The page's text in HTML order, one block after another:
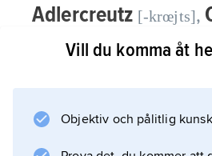
Adlercreutz [-krœjts],
född 27 april 1757, död
greve, general,
Under finska kriget 1808–09
Adlercreutz som
Vill du komma åt
Objektiv och pålitlig